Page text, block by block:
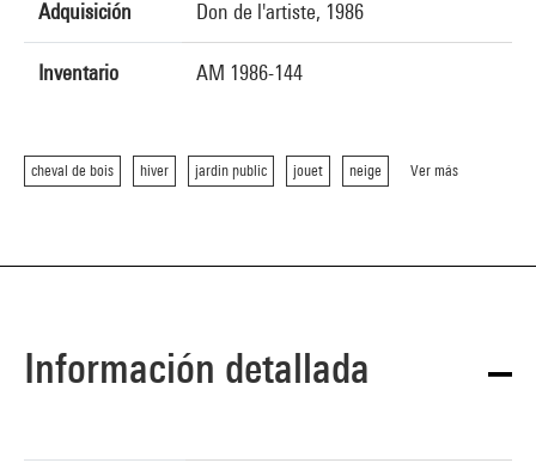
Adquisición Don de l'artiste, 1986
Inventario AM 1986-144
cheval de bois hiver jardin public jouet neige Ver más
Información detallada